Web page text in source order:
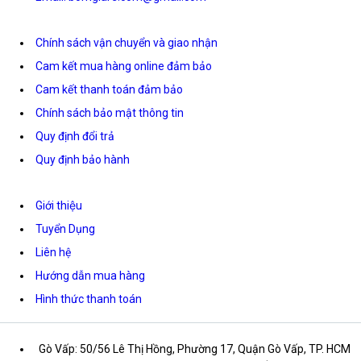
Chính sách vận chuyển và giao nhận
Cam kết mua hàng online đảm bảo
Cam kết thanh toán đảm bảo
Chính sách bảo mật thông tin
Quy định đổi trả
Quy định bảo hành
Giới thiệu
Tuyển Dụng
Liên hệ
Hướng dẫn mua hàng
Hình thức thanh toán
Gò Vấp: 50/56 Lê Thị Hồng, Phường 17, Quận Gò Vấp, TP. HCM